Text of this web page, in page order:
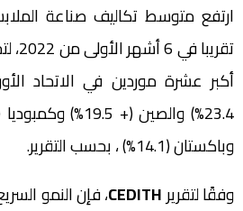
أكبر عشرة موردين في الاتحاد
وباكستان (14.1%) ، بحسب التقرير.
وفقًا لتقريرCEDITH